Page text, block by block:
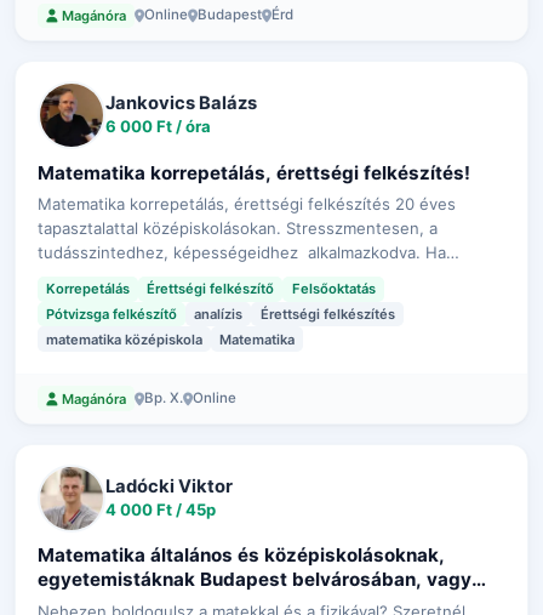
Magánóra Online Budapest Érd
Jankovics Balázs
6 000 Ft / óra
Matematika korrepetálás, érettségi felkészítés!
Matematika korrepetálás, érettségi felkészítés 20 éves
tapasztalattal középiskolásokan. Stresszmentesen, a
tudásszintedhez, képességeidhez alkalmazkodva. Ha
érettségire készülsz matekból, akkor is bátran keress meg! A
céljaidnak megfelelően fogunk …
Korrepetálás Érettségi felkészítő
Felsőoktatás
Pótvizsga felkészítő
analízis
Érettségi felkészítés
matematika középiskola
Matematika
Magánóra Bp. X. Online
Ladócki Viktor
4 000 Ft / 45p
Matematika általános és középiskolásoknak,
egyetemistáknak Budapest belvárosában, vagy
online